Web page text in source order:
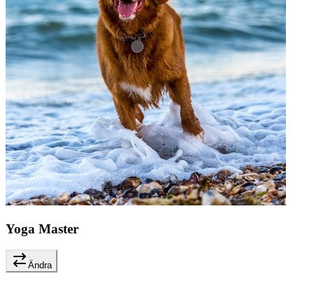
Yoga Master
Ändra